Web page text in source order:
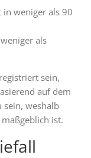
weniger als 90
als
sein,
auf dem
sein, weshalb
ist.